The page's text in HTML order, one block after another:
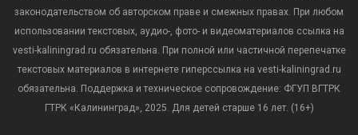
законодательством об авторском праве и смежных правах. При любом
использовании текстовых, аудио-, фото- и видеоматериалов ссылка на
vesti-kaliningrad.ru обязательна. При полной или частичной перепечатке
текстовых материалов в интернете гиперссылка на vesti-kaliningrad.ru
обязательна. Поддержка и техническое сопровождение: ФГУП ВГТРК
ГТРК «Калининград», 2025. Для детей старше 16 лет. (16+)